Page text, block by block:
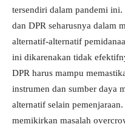
tersendiri dalam pandemi
dan DPR seharusnya dalam
alternatif-alternatif
ini dikarenakan tidak
DPR harus mampu
instrumen dan sumber daya
alternatif selain
memikirkan masalah